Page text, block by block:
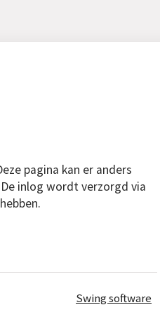
pagina kan er anders
inlog wordt verzorgd via
Swing software